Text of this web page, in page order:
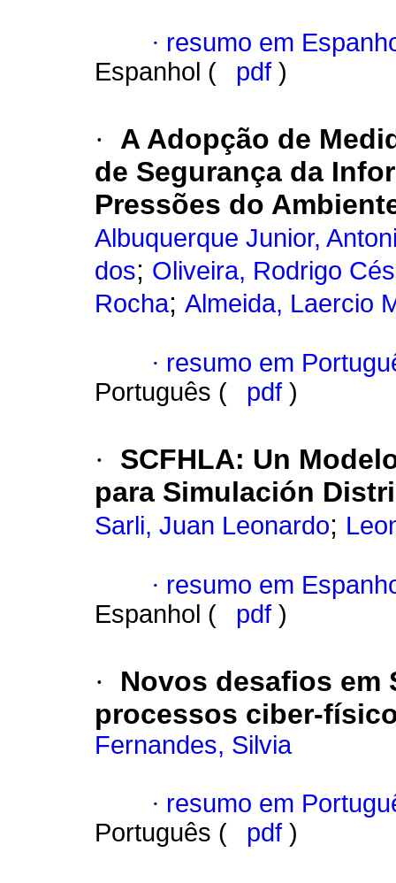
· resumo em
Espanhol (
pdf )
·
A Adopção de
de Segurança da
Pressões do
Albuquerque Junior,
dos; Oliveira, Rodrigo
Rocha; Almeida, Laercio
· resumo em
Português (
pdf )
· SCFHLA: Un
para Simulación
Sarli, Juan Leonardo;
· resumo em
Espanhol (
pdf )
·
Novos desafios em
processos ciber-
Fernandes, Silvia
· resumo em
Português (
pdf )